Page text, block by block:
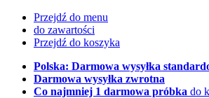
Przejdź do menu
do zawartości
Przejdź do koszyka
Polska: Darmowa wysyłka
Darmowa wysyłka zwrotna
Co najmniej 1 darmowa próbka do